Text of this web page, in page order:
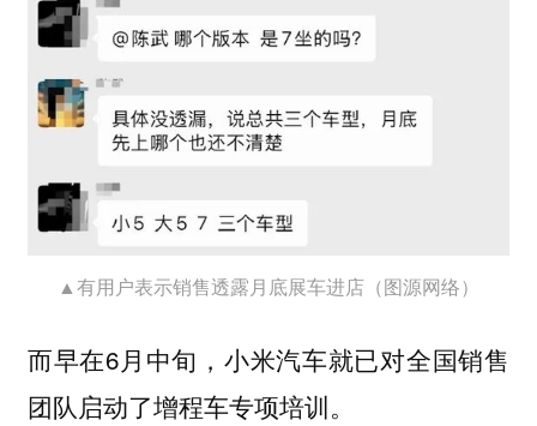
▲有用户表示销售透露月底展车进店（图源网络）
而早在6月中旬，小米汽车就已对全国销售
团队启动了增程车专项培训。